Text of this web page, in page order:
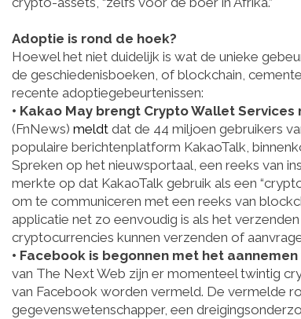
Adoptie is rond de hoek?
Hoewel het niet duidelijk is wat de unieke
de geschiedenisboeken, of blockchain,
recente adoptiegebeurtenissen:
• Kakao May brengt Crypto Wallet
(FnNews) meldt dat de 44 miljoen gebruikers
populaire berichtenplatform KakaoTalk,
Spreken op het nieuwsportaal, een reeks van
merkte op dat KakaoTalk gebruik als een
om te communiceren met een reeks van
applicatie net zo eenvoudig is als het
cryptocurrencies kunnen verzenden of
• Facebook is begonnen met het
van The Next Web zijn er momenteel twintig
van Facebook worden vermeld. De vermelde
gegevenswetenschapper, een